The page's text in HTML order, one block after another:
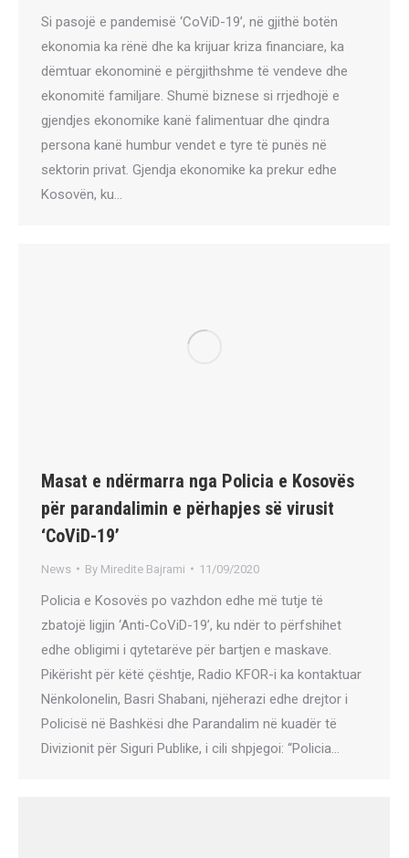
Si pasojë e pandemisë ‘CoViD-19’, në gjithë botën
ekonomia ka rënë dhe ka krijuar kriza financiare, ka
dëmtuar ekonominë e përgjithshme të vendeve dhe
ekonomitë familjare. Shumë biznese si rrjedhojë e
gjendjes ekonomike kanë falimentuar dhe qindra
persona kanë humbur vendet e tyre të punës në
sektorin privat. Gjendja ekonomike ka prekur edhe
Kosovën, ku…
Masat e ndërmarra nga Policia e Kosovës
për parandalimin e përhapjes së virusit
‘CoViD-19’
News By Miredite Bajrami 11/09/2020
Policia e Kosovës po vazhdon edhe më tutje të
zbatojë ligjin ‘Anti-CoViD-19’, ku ndër to përfshihet
edhe obligimi i qytetarëve për bartjen e maskave.
Pikërisht për këtë çështje, Radio KFOR-i ka kontaktuar
Nënkolonelin, Basri Shabani, njëherazi edhe drejtor i
Policisë në Bashkësi dhe Parandalim në kuadër të
Divizionit për Siguri Publike, i cili shpjegoi: “Policia…